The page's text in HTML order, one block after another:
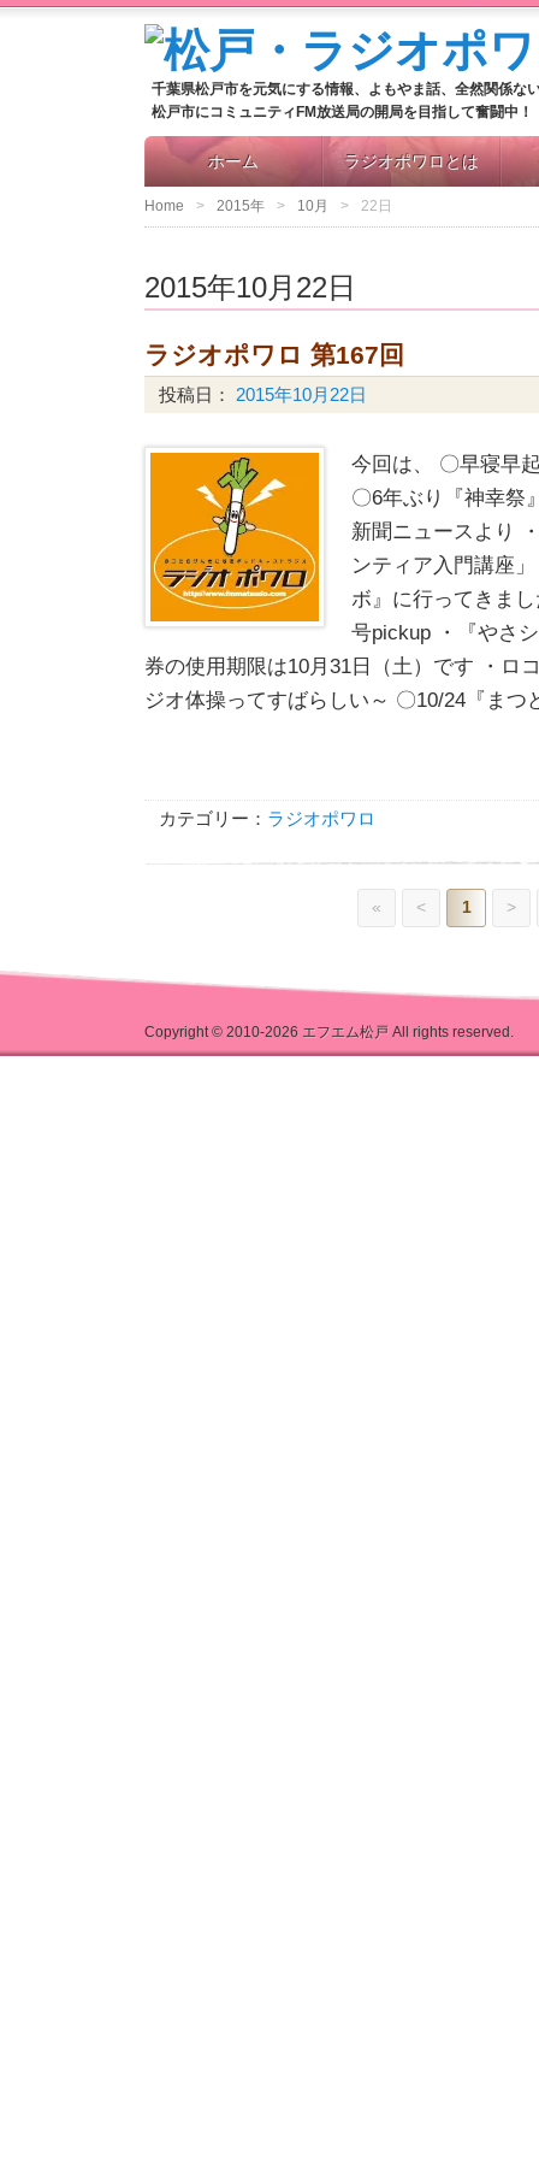
千葉県松戸市を元気にする情報、よもやま話、全然関係な
松戸市にコミュニティFM放送局の開局を目指して奮闘中！
ホーム ラジオポワロとは
Home 2015年 10月 22日
2015年10月22日
ラジオポワロ 第167回
投稿日： 2015年10月22日
今回は、 〇早寝早
〇6年ぶり『神幸祭
新聞ニュースより
ンティア入門講座
ボ』に行ってきま
号pickup ・『やさ
券の使用期限は10月31日（土）です ・ロ
ジオ体操ってすばらしい～ 〇10/24『ま
カテゴリー： ラジオポワロ
« < 1 >
Copyright © 2010-2026 エフエム松戸 All rights reserved.